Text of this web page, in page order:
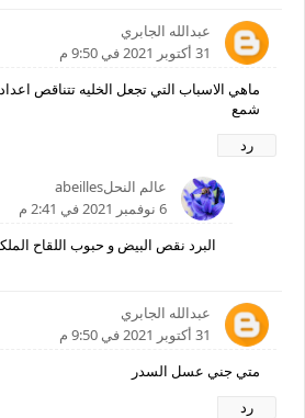
عبدالله الجابري
31 أكتوبر 2021 في 9:50 م
ماهي الاسباب التي تجعل الخليه تتناقص
شمع
رد
عالم النحلabeilles
6 نوفمبر 2021 في 2:41 م
البرد نقص البيض و حبوب اللقاح
عبدالله الجابري
31 أكتوبر 2021 في 9:50 م
متي جني عسل السدر
رد